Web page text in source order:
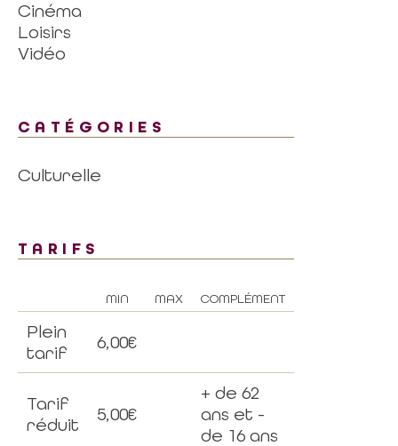
Cinéma
Loisirs
Vidéo
CATÉGORIES
Culturelle
TARIFS
MIN MAX COMPLÉMENT
Plein
tarif
6,00€
Tarif
réduit
5,00€
+ de 62
ans et -
de 16 ans